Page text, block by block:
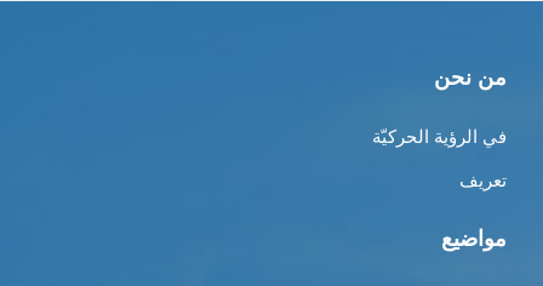
من نحن
في الرؤية الحركيّة
تعريف
مواضيع